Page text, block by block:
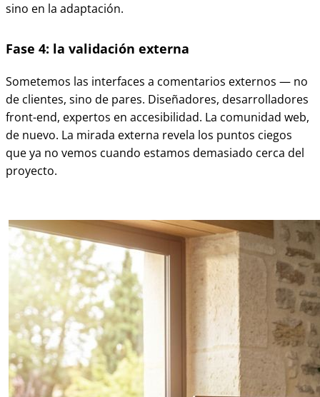
sino en la adaptación.
Fase 4: la validación externa
Sometemos las interfaces a comentarios externos — no
de clientes, sino de pares. Diseñadores, desarrolladores
front-end, expertos en accesibilidad. La comunidad web,
de nuevo. La mirada externa revela los puntos ciegos
que ya no vemos cuando estamos demasiado cerca del
proyecto.